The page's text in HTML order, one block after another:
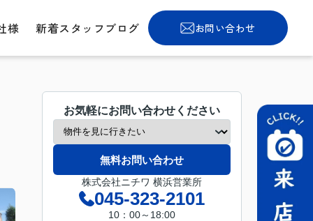
様 新着スタッフブログ お問い合わせ
お気軽にお問い合わせください
無料お問い合わせ
株式会社ニチワ 横浜営業所
045-323-2101
10：00～18:00